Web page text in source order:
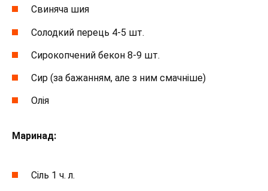
Свиняча шия
Солодкий перець 4-5 шт.
Сирокопчений бекон 8-9 шт.
Сир (за бажанням, але з ним смачніше)
Олія
Маринад:
Сіль 1 ч. л.